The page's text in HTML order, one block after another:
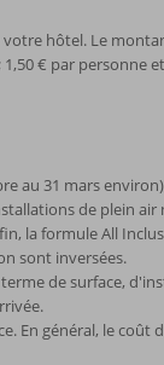
hôtel. Le
€ par
au 31 mars
de plein
la formule All
sont inversées.
de surface,
En général, le